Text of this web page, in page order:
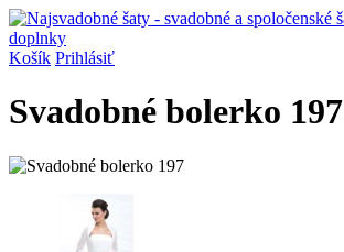
Košík Prihlásiť
Svadobné bolerko 197